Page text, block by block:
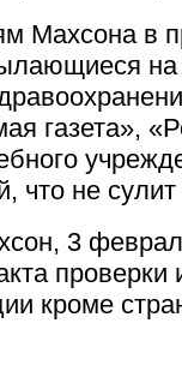
Махсона в
на
газета»,
что не
3
кроме